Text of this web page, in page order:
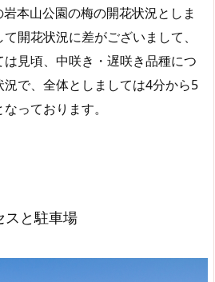
本山公園の梅の開花状況としま
開花状況に差がございまして、
見頃、中咲き・遅咲き品種につ
で、全体としましては4分から5
っております。
スと駐車場